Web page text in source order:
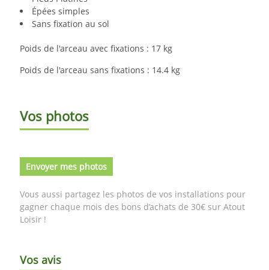
Épées simples
Sans fixation au sol
Poids de l'arceau avec fixations : 17 kg
Poids de l'arceau sans fixations : 14.4 kg
Vos photos
Envoyer mes photos
Vous aussi partagez les photos de vos installations pour
gagner chaque mois des bons d’achats de 30€ sur Atout
Loisir !
Vos avis